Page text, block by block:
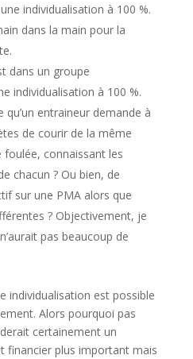
individualisation à 100 %.
dans la main pour la
dans un groupe
individualisation à 100 %.
entraineur demande à
de courir de la même
connaissant les
chacun ? Ou bien, de
sur une PMA alors que
? Objectivement, je
pas beaucoup de
individualisation est possible
Alors pourquoi pas
certainement un
financier plus important mais